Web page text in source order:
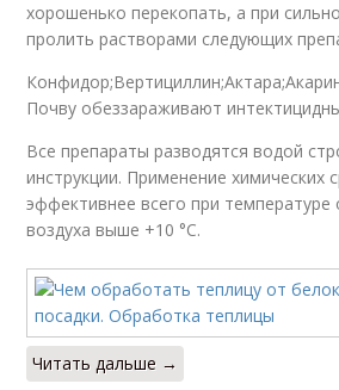
хорошенько перекопать, а при
пролить растворами следующих
Почву обеззараживают
Все препараты разводятся водой
инструкции. Применение химических
эффективнее всего при
воздуха выше +10 °C.
Читать дальше →